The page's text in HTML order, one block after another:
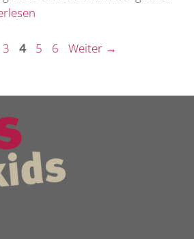
Seite
3 Seite
4 Seite
5 Seite
6 Weiter →